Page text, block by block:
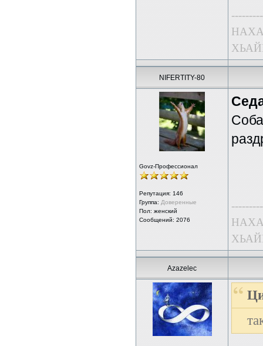
NIFERTITY-80
Govz-Профессионал
Репутация: 146
Группа: Доверенные
Пол: женский
Сообщений: 2076
Azazelec